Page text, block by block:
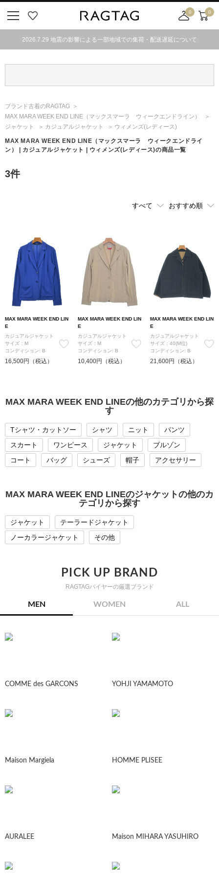
気
0
舗
カ
0
2026.7.29 地震の影響による一部地域での集荷・配送遅延について
ブランド古着のRAGTAG
MAX MARA WEEK END LINE （マックスマーラ ウィークエンドライン）
ジャケット
カジュアルジャケット ウィメンズ(レディース)
MAX MARA WEEK END LINE （マックスマーラ ウィークエンドライ
ン）
| カジュアルジャケット | ウィメンズ(レディース)の商品一覧
3件
MAX MARA WEEK END LIN
E
カジュアルジャケット
サイズ：M
コンディション: B
16,500円（税込）
MAX MARA WEEK END LIN
E
カジュアルジャケット
サイズ：M
コンディション: B
10,400円（税込）
MAX MARA WEEK END LIN
E
カジュアルジャケット
サイズ：40(M位)
コンディション: B
21,600円（税込）
MAX MARA WEEK END LINEの他のカテゴリから探
す
Tシャツ・カットソー シャツ ニット
パンツ
スカート
ワンピース ジャケット
ブルゾン
コート
バッグ シューズ 帽子 アクセサリー
MAX MARA WEEK END LINEのジャケットの他のカ
テゴリから探す
ジャケット
テーラードジャケット
ノーカラージャケット
その他
PICK UP BRAND
RAGTAGバイヤーの厳選ブランド
MEN WOMEN ALL
COMME des GARCONS YOHJI YAMAMOTO
Maison Margiela HOMME PLISEE
AURALEE Maison MIHARA YASUHIRO